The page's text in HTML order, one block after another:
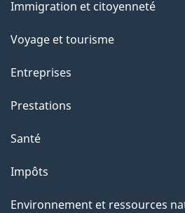
sujets
Immigration et citoyenneté
Voyage et tourisme
Entreprises
Prestations
Santé
Impôts
Environnement et ressources